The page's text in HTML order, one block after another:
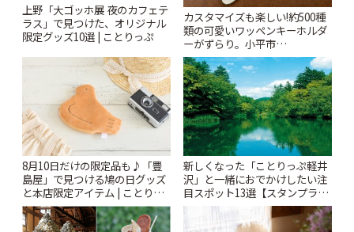
上野「大ゴッホ展 夜のカフェテ
ラス」で見つけた、オリジナル
限定グッズ10選 | ことりっぷ
カスタマイズも楽しい!約500種
類の可愛いワッペンキーホルダ
ーがずらり。小平市
「Kimamaya T&K」 | ことりっ
ぷ
8月10日だけの限定品も♪「豊
島屋」で見つける鳩の日グッズ
と本店限定アイテム | ことりっ
ぷ
新しくなった「ことりっぷ軽井
沢」と一緒におでかけしたい注
目スポット13選【スタンプラリ
ー開催中】 | ことりっぷ